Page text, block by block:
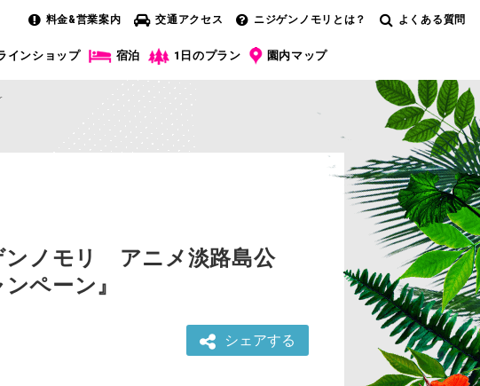
料金&営業案内 交通アクセス ニジゲンノモリとは？ よくある質問
インショップ 宿泊 1日のプラン 園内マップ
ンノモリ アニメ淡路島公
ペーン』
シェアする